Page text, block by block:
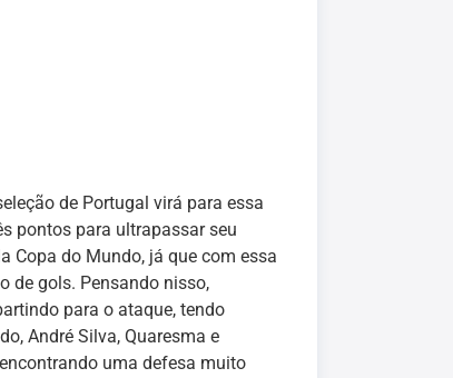
de Portugal virá para essa
pontos para ultrapassar seu
Copa do Mundo, já que com essa
de gols. Pensando nisso,
para o ataque, tendo
André Silva, Quaresma e
uma defesa muito